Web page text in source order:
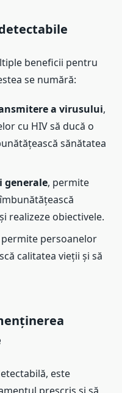
beneficii pentru
se numără:
a virusului,
cu HIV să ducă o
sănătatea
, permite
realizeze obiectivele.
permite persoanelor
calitatea vieții și să
este